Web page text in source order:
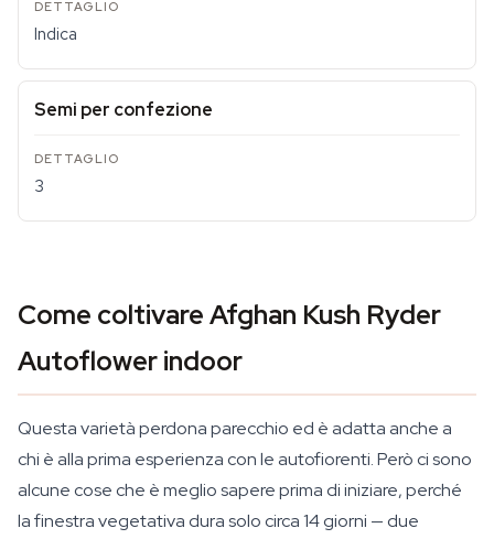
Indica
Semi per confezione
3
Come coltivare Afghan Kush Ryder
Autoflower indoor
Questa varietà perdona parecchio ed è adatta anche a
chi è alla prima esperienza con le autofiorenti. Però ci sono
alcune cose che è meglio sapere prima di iniziare, perché
la finestra vegetativa dura solo circa 14 giorni — due